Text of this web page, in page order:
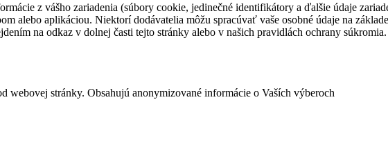
z vášho zariadenia (súbory cookie, jedinečné identifikátory a ďalšie údaje
alebo aplikáciou. Niektorí dodávatelia môžu spracúvať vaše osobné údaje na
na odkaz v dolnej časti tejto stránky alebo v našich pravidlách ochrany súkromia.
webovej stránky. Obsahujú anonymizované informácie o Vaších výberoch